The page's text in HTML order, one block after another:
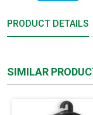
PRODUCT DETAILS
SIMILAR